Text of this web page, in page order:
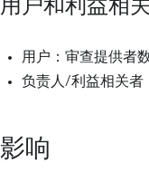
用户和利益相
用户：审查提供者
负责人/利益相关者
影响